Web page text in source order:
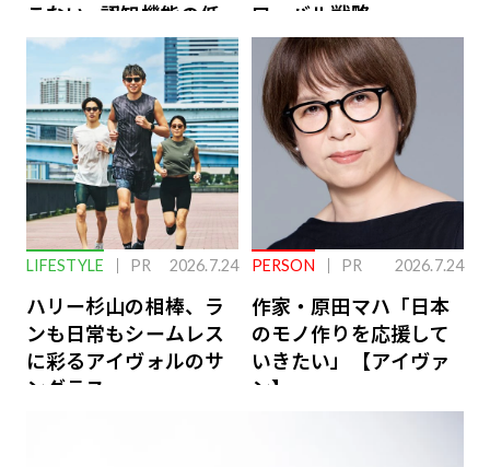
こない…認知機能の低
下を救う、脳のインナ
ーケアとは
ローバル戦略
LIFESTYLE PR 2026.7.24
ハリー杉山の相棒、ラ
ンも日常もシームレス
に彩るアイヴォルのサ
ングラス
PERSON PR 2026.7.24
作家・原田マハ「日本
のモノ作りを応援して
いきたい」【アイヴァ
ン】